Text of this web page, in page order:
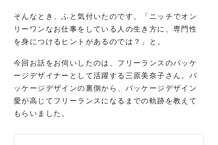
そんなとき、ふと気付いたのです。「ニッチでオン
リーワンなお仕事をしている人の生き方に、専門性
を身につけるヒントがあるのでは？」と。
今回お話をお伺いしたのは、フリーランスのパッケ
ージデザイナーとして活躍する三原美奈子さん。パ
ッケージデザインの裏側から、パッケージデザイン
愛が高じてフリーランスになるまでの軌跡を教えて
もらいました。